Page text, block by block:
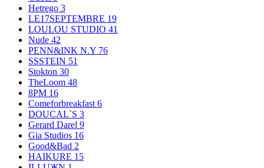
Hetrego 3
LE17SEPTEMBRE 19
LOULOU STUDIO 41
Nude 42
PENN&INK N.Y 76
SSSTEIN 51
Stokton 30
TheLoom 48
8PM 16
Comeforbreakfast 6
DOUCAL`S 3
Gerard Darel 9
Gia Studios 16
Good&Bad 2
HAIKURE 15